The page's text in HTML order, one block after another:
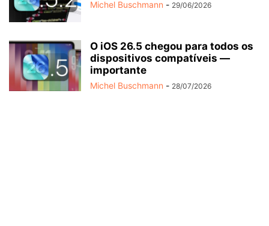
Michel Buschmann - 29/06/2026
O iOS 26.5 chegou para todos os
dispositivos compatíveis —
importante
Michel Buschmann - 28/07/2026